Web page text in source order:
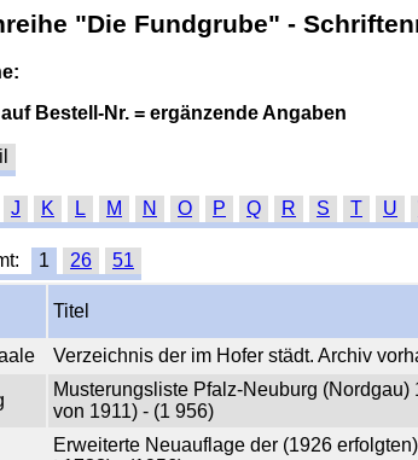
"Die Fundgrube" -
Bestell-Nr. = ergänzende Angaben
J K L M N O P Q R S T U
1 26
51
Titel
Verzeichnis der im Hofer städt. Archiv
Musterungsliste Pfalz-Neuburg
von 1911) - (1 956)
Erweiterte Neuauflage der (1926